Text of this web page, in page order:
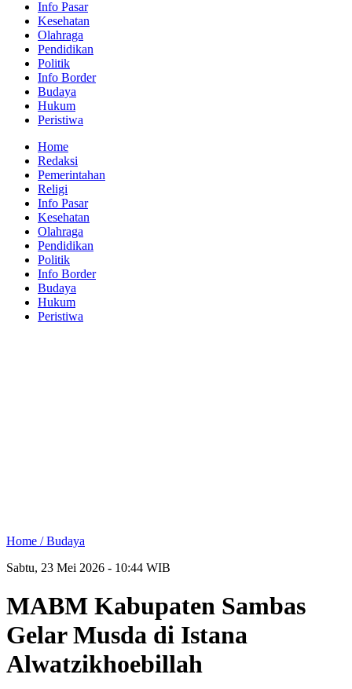
Info Pasar
Kesehatan
Olahraga
Pendidikan
Politik
Info Border
Budaya
Hukum
Peristiwa
Home
Redaksi
Pemerintahan
Religi
Info Pasar
Kesehatan
Olahraga
Pendidikan
Politik
Info Border
Budaya
Hukum
Peristiwa
Home /Budaya
Sabtu, 23 Mei 2026 - 10:44 WIB
MABM Kabupaten Sambas
Gelar Musda di Istana
Alwatzikhoebillah